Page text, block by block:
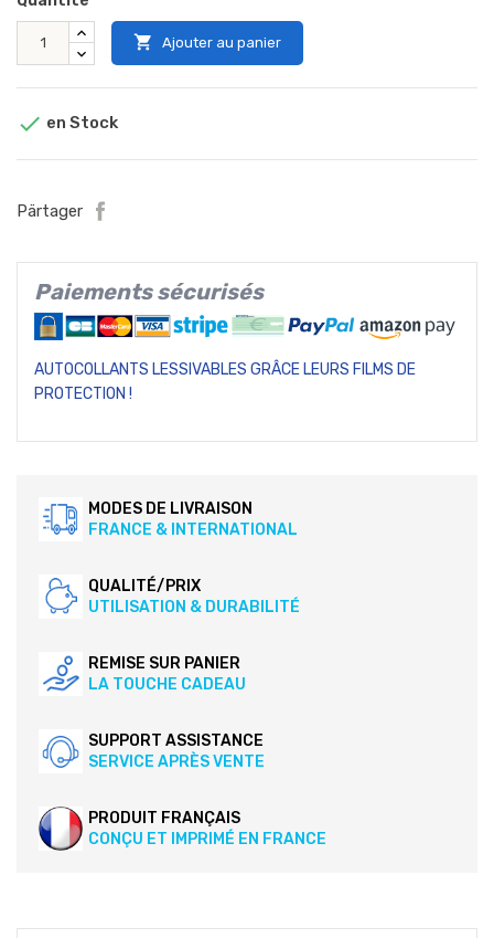
 Ajouter au panier
 en Stock
Pärtager
Paiements sécurisés
AUTOCOLLANTS LESSIVABLES GRÂCE LEURS FILMS DE
PROTECTION !
MODES DE LIVRAISON
FRANCE & INTERNATIONAL
QUALITÉ/PRIX
UTILISATION & DURABILITÉ
REMISE SUR PANIER
LA TOUCHE CADEAU
SUPPORT ASSISTANCE
SERVICE APRÈS VENTE
PRODUIT FRANÇAIS
CONÇU ET IMPRIMÉ EN FRANCE